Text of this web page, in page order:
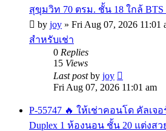
สุขุมวิท 70 ตรม. ชั้น 18 ใกล้
by joy » Fri Aug 07, 2026 11:01
สำหรับเช่า
0 Replies
15 Views
Last postby joy
Fri Aug 07, 2026 11:01 am
P-55747 🔥 ให้เช่าคอนโด คัลเจอ
Duplex 1 ห้องนอน ชั้น 20 แต่งส